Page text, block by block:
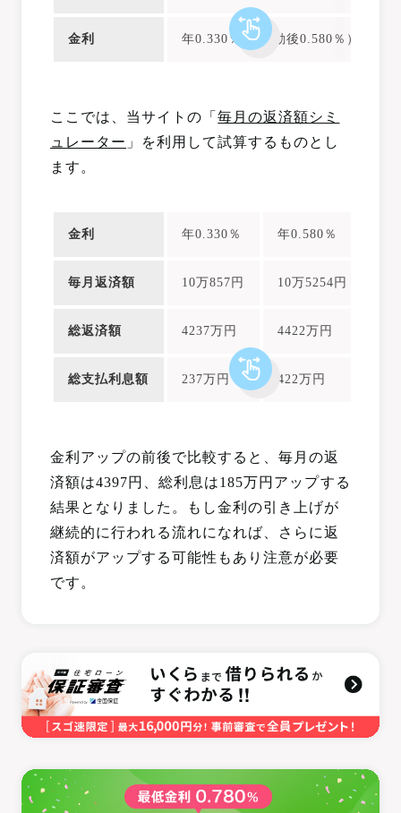
金利 年0.330％ （変動後0.580％）
ここでは、当サイトの「毎月の返済額シミ
ュレーター 」を利用して試算するものとし
ます。
金利 年0.330％ 年0.580％
毎月返済額 10万857円 10万5254円
総返済額 4237万円 4422万円
総支払利息額 237万円 422万円
金利アップの前後で比較すると、毎月の返
済額は4397円、総利息は185万円アップする
結果となりました。もし金利の引き上げが
継続的に行われる流れになれば、さらに返
済額がアップする可能性もあり注意が必要
です。